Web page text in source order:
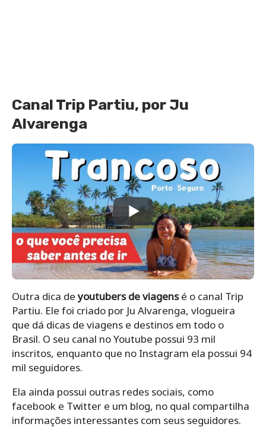
Canal Trip Partiu, por Ju
Alvarenga
Outra dica deyoutubers de viagensé o canal Trip
Partiu. Ele foi criado por Ju Alvarenga, vlogueira
que dá dicas de viagens e destinos em todo o
Brasil. O seu canal no Youtube possui 93 mil
inscritos, enquanto que no Instagram ela possui 94
mil seguidores.
Ela ainda possui outras redes sociais, como
facebook e Twitter e um blog, no qual compartilha
informações interessantes com seus seguidores.